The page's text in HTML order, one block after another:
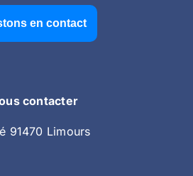
contacter
91470 Limours